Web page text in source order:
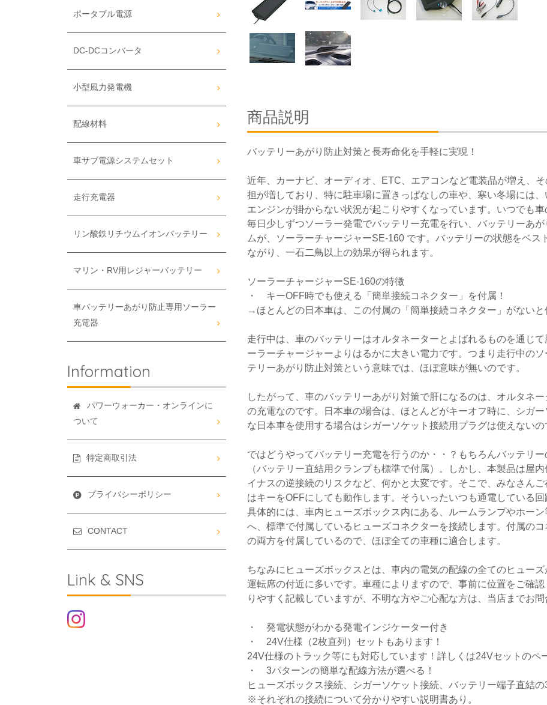
商品説明
バッテリーあがり防止対策と長寿命化を手軽に実現！
近年、カーナビ、オーディオ、ETC、エアコンなど電装品が増え、
担が増しており、特に駐車場に置きっぱなしの車や、寒い冬場には
エンジンが掛からない状況が起こりやすくなっています。いつでも
毎日少しずつソーラー発電でバッテリー充電を行い、バッテリーあ
ムが、ソーラーチャージャーSE-160 です。バッテリーの状態をベ
ながり、一石二鳥以上の効果が得られます。
ソーラーチャージャーSE-160の特徴
・ キーOFF時でも使える「簡単接続コネクター」を付属！
→ほとんどの日本車は、この付属の「簡単接続コネクター」がないと
走行中は、車のバッテリーはオルタネーターとよばれるものを通じ
ーラーチャージャーよりはるかに大きい電力です。つまり走行中の
テリーあがり防止対策という意味では、ほぼ意味が無いのです。
したがって、車のバッテリーあがり対策で肝になるのは、オルタネ
の充電なのです。日本車の場合は、ほとんどがキーオフ時に、シガ
な日本車を使用する場合はシガーソケット接続用プラグは使えないの
ではどうやってバッテリー充電を行うのか・・？もちろんバッテリ
（バッテリー直結用クランプも標準で付属）。しかし、本製品は屋
イナスの逆接続のリスクなど、何かと大変です。そこで、みなさん
はキーをOFFにしても動作します。そういったいつも通電している
具体的には、車内ヒューズボックス内にある、ルームランプやホー
へ、標準で付属しているヒューズコネクターを接続します。付属の
の両方を付属しているので、ほぼ全ての車種に適合します。
ちなみにヒューズボックスとは、車内の電気の配線の全てのヒュー
運転席の付近に多いです。車種によりますので、事前に位置をご確
りやすく記載していますが、不明な方やご心配な方は、当店までお問
・ 発電状態がわかる発電インジケーター付き
・ 24V仕様（2枚直列）セットもあります！
24V仕様のトラック等にも対応しています！詳しくは24Vセットのペ
・ 3パターンの簡単な配線方法が選べる！
ヒューズボックス接続、シガーソケット接続、バッテリー端子直結の
※それぞれの接続について分かりやすい説明書あり。
ポータブル電源
DC-DCコンバータ
小型風力発電機
配線材料
車サブ電源システムセット
走行充電器
リン酸鉄リチウムイオンバッテリー
マリン・RV用レジャーバッテリー
車バッテリーあがり防止専用ソーラー
充電器
Information
パワーウォーカー・オンラインに
ついて
特定商取引法
プライバシーポリシー
CONTACT
Link & SNS